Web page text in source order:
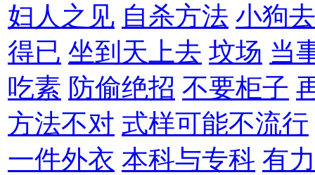
妇人之见 自杀方法 小狗
得已 坐到天上去 坟场 当
吃素 防偷绝招 不要柜子
方法不对 式样可能不流行
一件外衣 本科与专科 有